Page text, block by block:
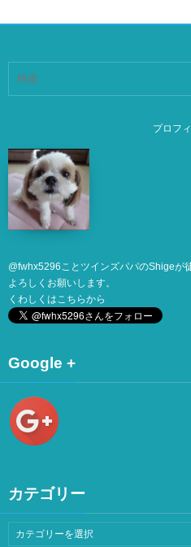
プロフ
@fwhx5296 ことツインズパパのShigeが
よろしくお願いします。
くわしくは こちらから
Google +
カテゴリー